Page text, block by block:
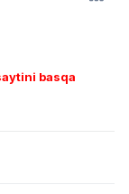
basqa